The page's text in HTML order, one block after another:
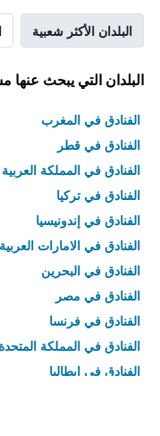
البلدان الأكثر شعبية
البلدان التي يبحث عنها
الفنادق في المغرب
الفنادق في قطر
الفنادق في المملكة
الفنادق في تركيا
الفنادق في إندونيسيا
الفنادق في الامارات
الفنادق في البحرين
الفنادق في مصر
الفنادق في فرنسا
الفنادق في المملكة المتحدة
الفنادق في إيطاليا